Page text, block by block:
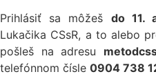
Prihlásiť sa môžeš do 11.
Lukačika CSsR, a to alebo
pošleš na adresu
telefónnom čísle 0904 738